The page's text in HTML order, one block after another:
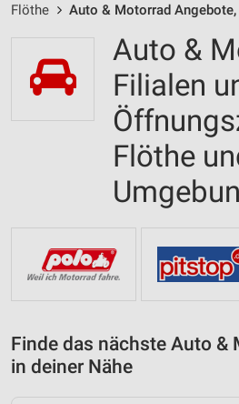
Flöthe Auto & Motorrad
Auto &
Filialen
Flöthe
Finde das nächste Auto &
in deiner Nähe